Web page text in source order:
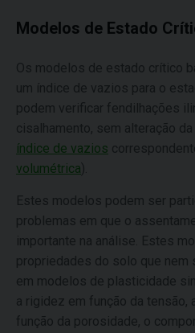
Modelos de Estado
Os modelos de estado crítico
um índice de vazios para o
podem verificar fendilhações
cisalhamento, sem alteração da
índice de vazios
volumétrica).
Estes modelos podem ser
problemas em que o
importante na análise. Estes
propriedades do solo que nem
em modelos de plasticidade
a rigidez em função da tensão,
função da porosidade, o